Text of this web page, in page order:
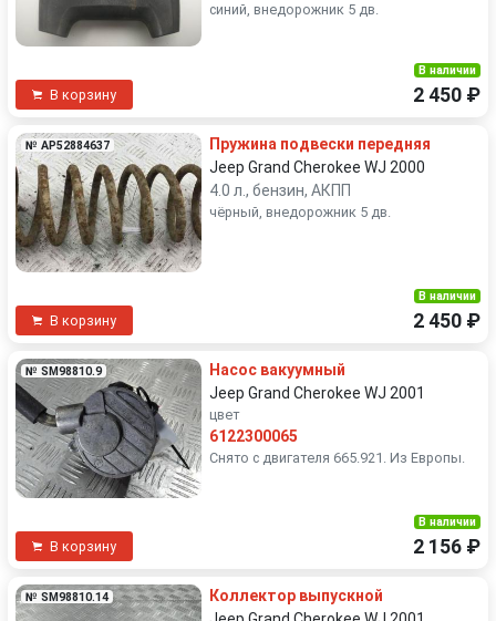
синий, внедорожник 5 дв.
В корзину
В наличии
2 450 ₽
№ AP52884637
Пружина подвески передняя
Jeep Grand Cherokee WJ 2000
4.0 л., бензин, АКПП
чёрный, внедорожник 5 дв.
В корзину
В наличии
2 450 ₽
№ SM98810.9
Насос вакуумный
Jeep Grand Cherokee WJ 2001
цвет
6122300065
Снято с двигателя 665.921. Из Европы.
В корзину
В наличии
2 156 ₽
№ SM98810.14
Коллектор выпускной